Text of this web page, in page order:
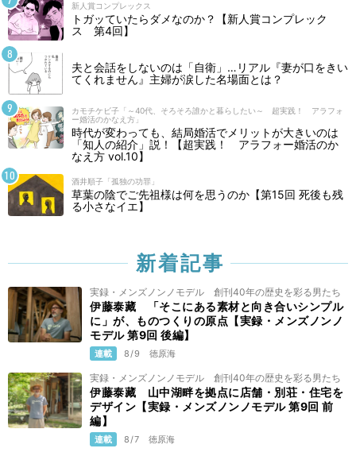
新人賞コンプレックス
トガッていたらダメなのか？【新人賞コンプレック
ス 第4回】
夫と会話をしないのは「自衛」…リアル『妻が口をきい
てくれません』主婦が涙した名場面とは？
カモチケビ子「～40代、そろそろ誰かと暮らしたい～ 超実践！ アラフォ
ー婚活のかなえ方」
時代が変わっても、結局婚活でメリットが大きいのは
「知人の紹介」説！【超実践！ アラフォー婚活のか
なえ方 vol.10】
酒井順子「孤独の功罪」
草葉の陰でご先祖様は何を思うのか【第15回 死後も残
る小さなイエ】
新着記事
実録・メンズノンノモデル 創刊40年の歴史を彩る男たち
伊藤泰藏 「そこにある素材と向き合いシンプル
に」が、ものつくりの原点【実録・メンズノンノ
モデル 第9回 後編】
連載 8/9 徳原海
実録・メンズノンノモデル 創刊40年の歴史を彩る男たち
伊藤泰藏 山中湖畔を拠点に店舗・別荘・住宅を
デザイン【実録・メンズノンノモデル 第9回 前
編】
連載 8/7 徳原海